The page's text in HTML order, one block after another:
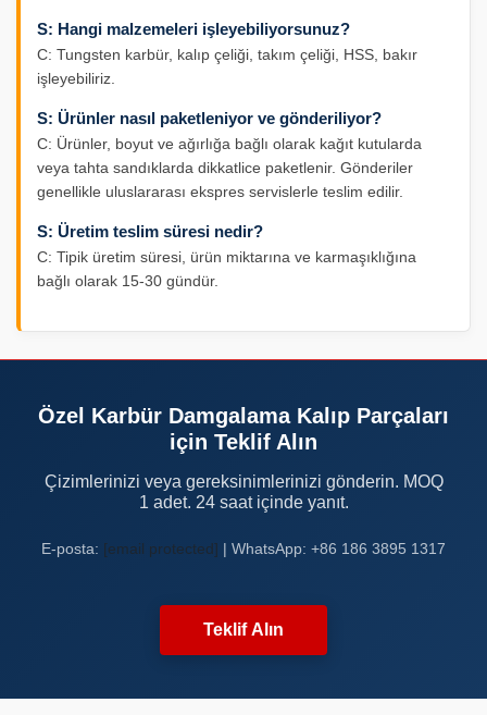
S: Hangi malzemeleri işleyebiliyorsunuz?
C: Tungsten karbür, kalıp çeliği, takım çeliği, HSS, bakır
işleyebiliriz.
S: Ürünler nasıl paketleniyor ve gönderiliyor?
C: Ürünler, boyut ve ağırlığa bağlı olarak kağıt kutularda
veya tahta sandıklarda dikkatlice paketlenir. Gönderiler
genellikle uluslararası ekspres servislerle teslim edilir.
S: Üretim teslim süresi nedir?
C: Tipik üretim süresi, ürün miktarına ve karmaşıklığına
bağlı olarak 15-30 gündür.
Özel Karbür Damgalama Kalıp Parçaları
için Teklif Alın
Çizimlerinizi veya gereksinimlerinizi gönderin. MOQ
1 adet. 24 saat içinde yanıt.
E-posta: [email protected] | WhatsApp: +86 186 3895 1317
Teklif Alın